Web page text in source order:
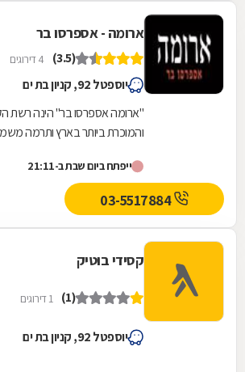
ארומה - אספרסו בר
(3.5) 4 דירוגים
יוספטל 92, קניון בת ים
"ארומה אספרסו בר" הינה רשת
והמוכרת ביותר בארץ ותרמה
בחומרי גלם איכותיים...
ייפתח ביום שבת ב-21:11
03-5517884
קסידי בוטיק
(1) 1 דירוגים
יוספטל 92, קניון בת ים